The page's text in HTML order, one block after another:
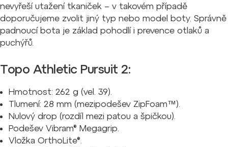
nevyřeší utažení tkaniček – v takovém případě
doporučujeme zvolit jiný typ nebo model boty. Správně
padnoucí bota je základ pohodlí i prevence otlaků a
puchýřů.
Topo Athletic Pursuit 2:
Hmotnost: 262 g (vel. 39).
Tlumení: 28 mm (mezipodešev ZipFoam™).
Nulový drop (rozdíl mezi patou a špičkou).
Podešev Vibram® Megagrip.
Vložka OrthoLite®.